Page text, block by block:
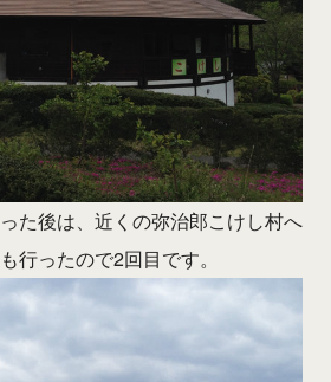
た後は、近くの弥治郎こけし村へ
行ったので2回目です。